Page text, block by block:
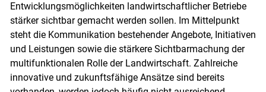
Entwicklungsmöglichkeiten landwirtschaftlicher Betriebe
stärker sichtbar gemacht werden sollen. Im Mittelpunkt
steht die Kommunikation bestehender Angebote, Initiativen
und Leistungen sowie die stärkere Sichtbarmachung der
multifunktionalen Rolle der Landwirtschaft. Zahlreiche
innovative und zukunftsfähige Ansätze sind bereits